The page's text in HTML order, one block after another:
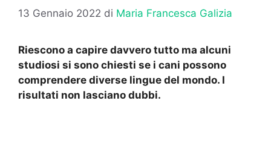
13 Gennaio 2022 di Maria Francesca Galizia
Riescono a capire davvero tutto ma alcuni
studiosi si sono chiesti se i cani possono
comprendere diverse lingue del mondo. I
risultati non lasciano dubbi.